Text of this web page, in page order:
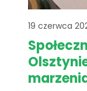
19 czerwca